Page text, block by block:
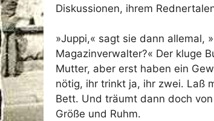
Diskussionen, ihrem
»Juppi,« sagt sie dann allemal,
Magazinverwalter?« Der kluge
Mutter, aber erst haben ein
nötig, ihr trinkt ja, ihr zwei. Laß
Bett. Und träumt dann doch
Größe und Ruhm.